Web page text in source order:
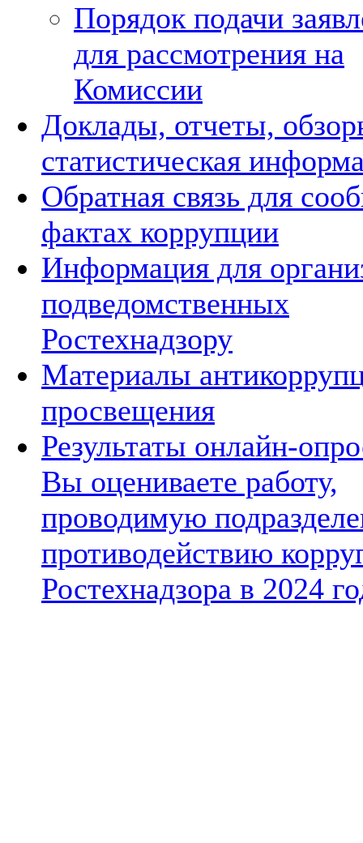
Порядок подачи
для рассмотрения на
Комиссии
Доклады, отчеты,
статистическая
Обратная связь для
фактах коррупции
Информация для
подведомственных
Ростехнадзору
Материалы
просвещения
Результаты онлайн-
Вы оцениваете работу,
проводимую
противодействию
Ростехнадзора в 2024